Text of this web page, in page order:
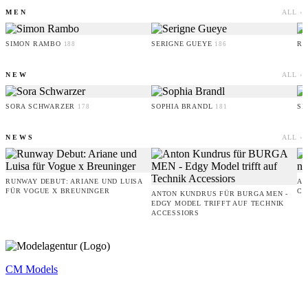
MEN ALL ›
SIMON RAMBO 188 SERIGNE GUEYE 186
NEW ALL ›
SORA SCHWARZER 178 SOPHIA BRANDL 181
NEWS ALL ›
RUNWAY DEBUT: ARIANE UND LUISA
FÜR VOGUE X BREUNINGER
ANTON KUNDRUS FÜR BURGA MEN -
EDGY MODEL TRIFFT AUF TECHNIK
ACCESSIORS
CM Models